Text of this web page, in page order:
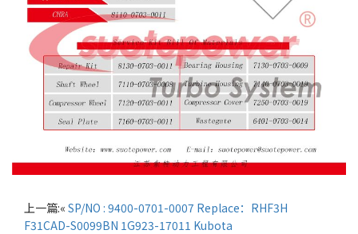
上一篇:« SP/NO : 9400-0701-0007 Replace：RHF3H
F31CAD-S0099BN 1G923-17011 Kubota